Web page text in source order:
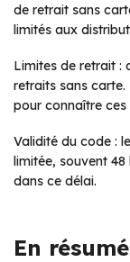
de retrait sans
limités aux
Limites de retrait :
retraits sans
pour connaître ces
Validité du code :
limitée, souvent 48
dans ce délai.
En résumé